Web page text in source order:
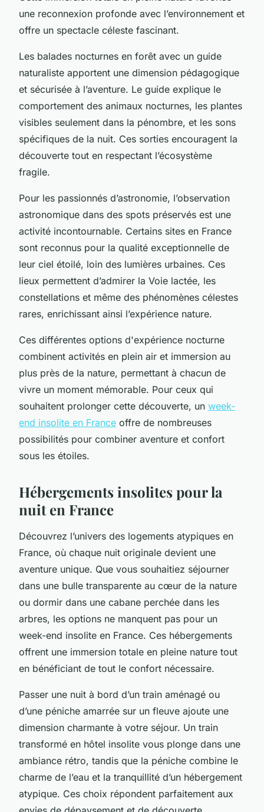
une reconnexion profonde avec l’environnement et
offre un spectacle céleste fascinant.
Les balades nocturnes en forêt avec un guide
naturaliste apportent une dimension pédagogique
et sécurisée à l’aventure. Le guide explique le
comportement des animaux nocturnes, les plantes
visibles seulement dans la pénombre, et les sons
spécifiques de la nuit. Ces sorties encouragent la
découverte tout en respectant l’écosystème
fragile.
Pour les passionnés d’astronomie, l’observation
astronomique dans des spots préservés est une
activité incontournable. Certains sites en France
sont reconnus pour la qualité exceptionnelle de
leur ciel étoilé, loin des lumières urbaines. Ces
lieux permettent d’admirer la Voie lactée, les
constellations et même des phénomènes célestes
rares, enrichissant ainsi l’expérience nature.
Ces différentes options d'expérience nocturne
combinent activités en plein air et immersion au
plus près de la nature, permettant à chacun de
vivre un moment mémorable. Pour ceux qui
souhaitent prolonger cette découverte, un week-
end insolite en France offre de nombreuses
possibilités pour combiner aventure et confort
sous les étoiles.
Hébergements insolites pour la
nuit en France
Découvrez l’univers des logements atypiques en
France, où chaque nuit originale devient une
aventure unique. Que vous souhaitiez séjourner
dans une bulle transparente au cœur de la nature
ou dormir dans une cabane perchée dans les
arbres, les options ne manquent pas pour un
week-end insolite en France. Ces hébergements
offrent une immersion totale en pleine nature tout
en bénéficiant de tout le confort nécessaire.
Passer une nuit à bord d’un train aménagé ou
d’une péniche amarrée sur un fleuve ajoute une
dimension charmante à votre séjour. Un train
transformé en hôtel insolite vous plonge dans une
ambiance rétro, tandis que la péniche combine le
charme de l’eau et la tranquillité d’un hébergement
atypique. Ces choix répondent parfaitement aux